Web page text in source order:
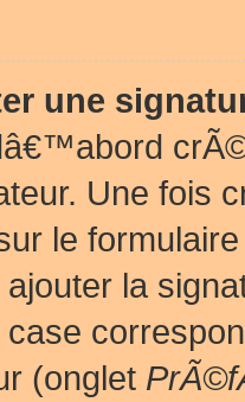
une
Une fois
le
ajouter la
(onglet